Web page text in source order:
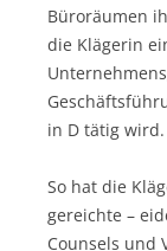
Büroräumen
die Klägerin
in D tätig wird.
So hat die
gereichte –
Counsels und